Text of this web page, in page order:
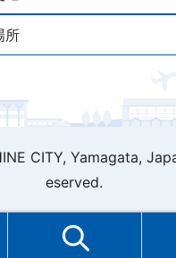
所
CITY, Yamagata,
eserved.